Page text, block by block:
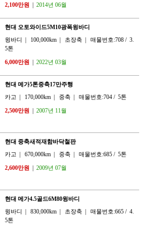
2,100만원 | 2014년 06월
현대 오토와이드5M10광폭윙바디
윙바디 | 100,000km | 초장축 | 매물번호:708 / 3.
5톤
6,000만원 | 2022년 03월
현대 메가5톤중축17만주행
카고 | 170,000km | 중축 | 매물번호:704 / 5톤
2,500만원 | 2007년 11월
현대 중축새적재함바닥철판
카고 | 670,000km | 중축 | 매물번호:685 / 5톤
2,600만원 | 2009년 07월
현대 메가4.5골드6M80윙바디
윙바디 | 830,000km | 초장축 | 매물번호:665 / 4.
5톤